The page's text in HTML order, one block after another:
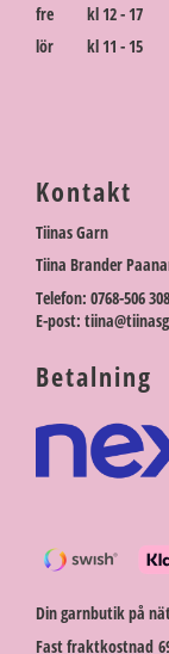
fre kl 12 - 17
lör kl 11 - 15
Kontakt
Tiinas Garn
Tiina Brander
Telefon: 0768-506 308
E-post:
Betalning
Din garnbutik på
Fast fraktkostnad